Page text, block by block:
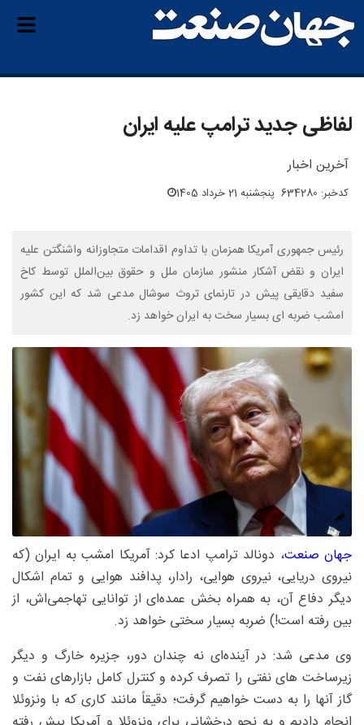
لفاظی جدید ترامپ علیه ایران
آخرین اخبار
کدخبر: 634280 پنجشنبه 21 خرداد 1405
رئیس جمهوری آمریکا همزمان با تداوم اقدامات متجاوزانه واشنگتن علیه
ایران و نقض آشکار منشور سازمان ملل و حقوق بین‌الملل توسط کاخ
سفید دقایقی پیش در تارنمای تروث سوشال مدعی شد که این کشور
امشب ضربه ای بسیار سخت به ایران خواهد زد.
جهان صنعت، دونالد ترامپ ادعا کرد: آمریکا امشب به ایران (که
نیروی دریایی، نیروی هوایی، رادار، پدافند هوایی و تمام اشکال
دیگر دفاع آن، به همراه بخش عمده‌ای از توانایی تهاجمی‌اش، از
بین رفته است!) ضربه بسیار سختی خواهد زد.
وی مدعی شد: در آینده‌ای نه چندان دور، جزیره خارگ و دیگر
زیرساخت های نفتی را تصرف کرده و کنترل کامل بازارهای نفت و
گاز آنها را به دست خواهیم گرفت؛ دقیقاً مانند کاری که با ونزوئلا